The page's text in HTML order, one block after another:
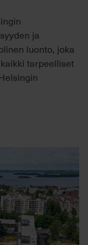
ja
luonto, joka
tarpeelliset